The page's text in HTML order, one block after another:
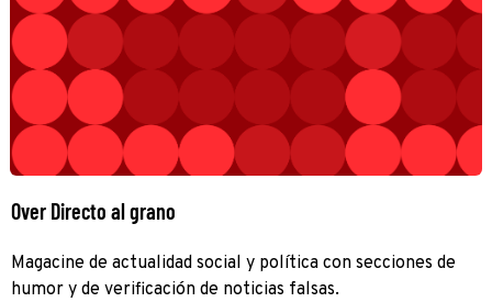
Over Directo al grano
Magacine de actualidad social y política con secciones de
humor y de verificación de noticias falsas.